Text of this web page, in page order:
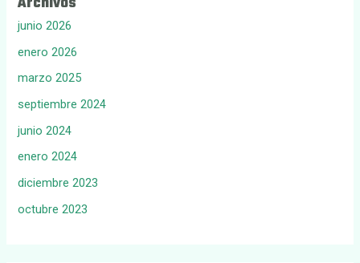
junio 2026
enero 2026
marzo 2025
septiembre 2024
junio 2024
enero 2024
diciembre 2023
octubre 2023